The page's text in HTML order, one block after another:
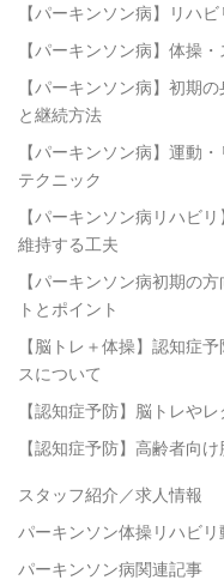
【パーキンソン病】リハ
【パーキンソン病】体操
【パーキンソン病】初期
と継続方法
【パーキンソン病】運動
テクニック
【パーキンソン病リハビ
維持する工夫
【パーキンソン病初期の
トとポイント
【脳トレ＋体操】認知症
スについて
【認知症予防】脳トレや
【認知症予防】高齢者向
スタッフ紹介／求人情報
パーキンソン体操リハビリ
パーキンソン病関連記事